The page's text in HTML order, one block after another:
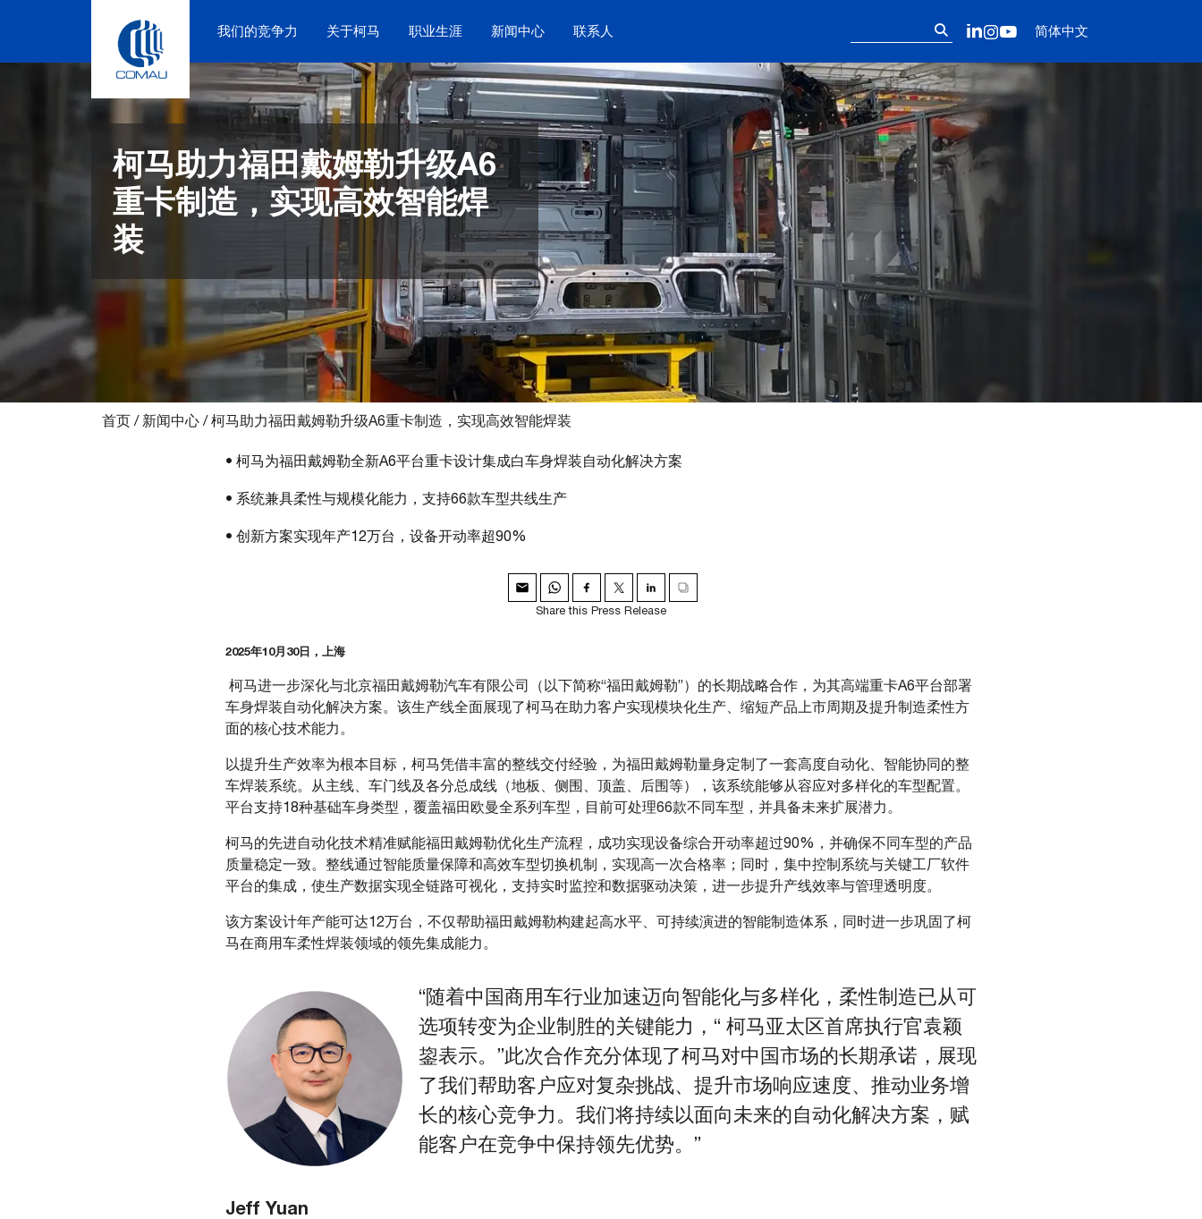
Follow us on
LinkedIn
Instagram
YouTube
简体中文
我们的竞争力 关于柯马 职业生涯 新闻中心 联系人
柯马助力福田戴姆勒升级A6
重卡制造，实现高效智能焊
装
首页 / 新闻中心 /柯马助力福田戴姆勒升级A6重卡制造，实现高效智能焊装
• 柯马为福田戴姆勒全新A6平台重卡设计集成白车身焊装自动化解决方案
• 系统兼具柔性与规模化能力，支持66款车型共线生产
• 创新方案实现年产12万台，设备开动率超90%
Share this Press Release
2025年10月30日，上海
柯马进一步深化与北京福田戴姆勒汽车有限公司（以下简称“福田戴姆勒”）的长期战略合作，为其高端重卡A6平台部署
车身焊装自动化解决方案。该生产线全面展现了柯马在助力客户实现模块化生产、缩短产品上市周期及提升制造柔性方
面的核心技术能力。
以提升生产效率为根本目标，柯马凭借丰富的整线交付经验，为福田戴姆勒量身定制了一套高度自动化、智能协同的整
车焊装系统。从主线、车门线及各分总成线（地板、侧围、顶盖、后围等），该系统能够从容应对多样化的车型配置。
平台支持18种基础车身类型，覆盖福田欧曼全系列车型，目前可处理66款不同车型，并具备未来扩展潜力。
柯马的先进自动化技术精准赋能福田戴姆勒优化生产流程，成功实现设备综合开动率超过90%，并确保不同车型的产品
质量稳定一致。整线通过智能质量保障和高效车型切换机制，实现高一次合格率；同时，集中控制系统与关键工厂软件
平台的集成，使生产数据实现全链路可视化，支持实时监控和数据驱动决策，进一步提升产线效率与管理透明度。
该方案设计年产能可达12万台，不仅帮助福田戴姆勒构建起高水平、可持续演进的智能制造体系，同时进一步巩固了柯
马在商用车柔性焊装领域的领先集成能力。
“随着中国商用车行业加速迈向智能化与多样化，柔性制造已从可
选项转变为企业制胜的关键能力，“ 柯马亚太区首席执行官袁颖
鋆表示。”此次合作充分体现了柯马对中国市场的长期承诺，展现
了我们帮助客户应对复杂挑战、提升市场响应速度、推动业务增
长的核心竞争力。我们将持续以面向未来的自动化解决方案，赋
能客户在竞争中保持领先优势。”
Jeff Yuan